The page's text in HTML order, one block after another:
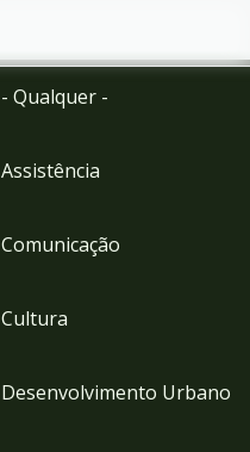
- Qualquer -
Assistência
Comunicação
Cultura
Desenvolvimento Urbano